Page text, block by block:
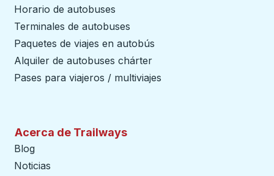
Horario de autobuses
Terminales de autobuses
Paquetes de viajes en autobús
Alquiler de autobuses chárter
Pases para viajeros / multiviajes
Acerca de Trailways
Blog
Noticias